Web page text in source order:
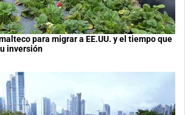
para migrar a EE.UU. y el tiempo que
inversión